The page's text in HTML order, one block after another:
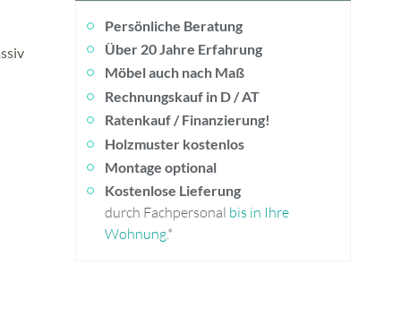
Persönliche Beratung
Über 20 Jahre Erfahrung
Möbel auch nach Maß
Rechnungskauf in D / AT
Ratenkauf / Finanzierung!
Holzmuster kostenlos
Montage optional
Kostenlose Lieferung
durch Fachpersonal bis in Ihre
Wohnung.*